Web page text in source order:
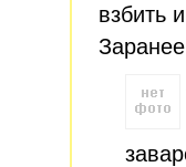
взбить